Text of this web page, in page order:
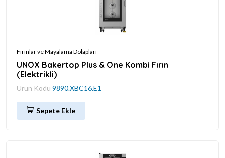
Fırınlar ve Mayalama Dolapları
UNOX Bakertop Plus & One Kombi Fırın
(Elektrikli)
Ürün Kodu 9890.XBC16.E1
Sepete Ekle